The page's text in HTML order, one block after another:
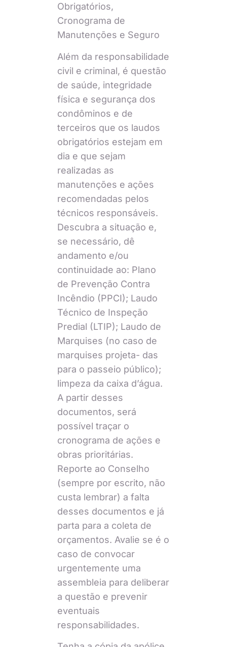
Obrigatórios,
Cronograma de
Manutenções e Seguro
Além da responsabilidade
civil e criminal, é questão
de saúde, integridade
física e segurança dos
condôminos e de
terceiros que os laudos
obrigatórios estejam em
dia e que sejam
realizadas as
manutenções e ações
recomendadas pelos
técnicos responsáveis.
Descubra a situação e,
se necessário, dê
andamento e/ou
continuidade ao: Plano
de Prevenção Contra
Incêndio (PPCI); Laudo
Técnico de Inspeção
Predial (LTIP); Laudo de
Marquises (no caso de
marquises projeta- das
para o passeio público);
limpeza da caixa d’água.
A partir desses
documentos, será
possível traçar o
cronograma de ações e
obras prioritárias.
Reporte ao Conselho
(sempre por escrito, não
custa lembrar) a falta
desses documentos e já
parta para a coleta de
orçamentos. Avalie se é o
caso de convocar
urgentemente uma
assembleia para deliberar
a questão e prevenir
eventuais
responsabilidades.